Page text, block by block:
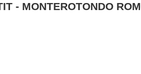
- MONTEROTONDO